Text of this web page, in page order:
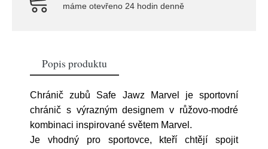
máme otevřeno 24 hodin denně
Popis produktu
Chránič zubů Safe Jawz Marvel je sportovní
chránič s výrazným designem v růžovo-modré
kombinaci inspirované světem Marvel.
Je vhodný pro sportovce, kteří chtějí spojit